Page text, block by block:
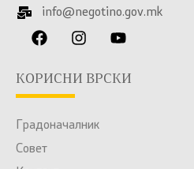
info@negotino.gov.mk
КОРИСНИ ВРСКИ
Градоначалник
Совет